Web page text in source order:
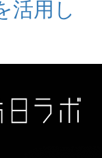
活用し